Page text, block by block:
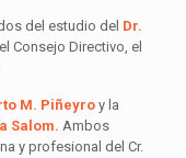
del estudio del Dr.
Consejo Directivo, el
M. Piñeyro y la
Salom. Ambos
y profesional del Cr.